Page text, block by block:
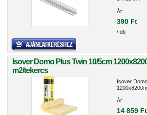
Ár:
390 Ft
/ db
Isover Domo Plus Twin 10/5cm
m2/tekercs
Isover
Ár:
14 859 Ft